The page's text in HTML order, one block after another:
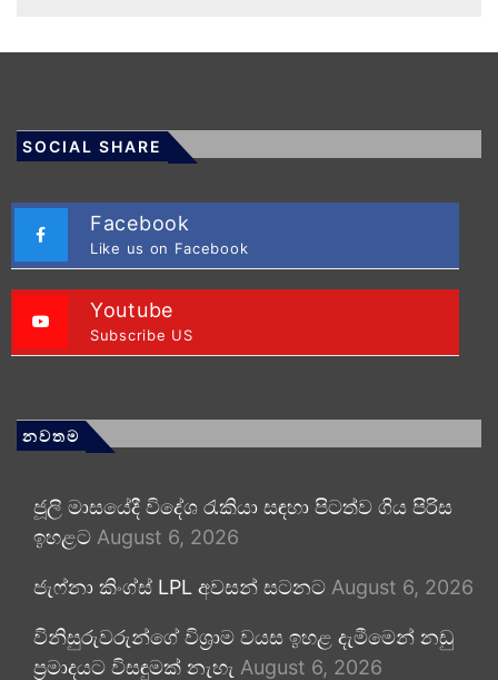
SOCIAL SHARE
Facebook
Like us on Facebook
Youtube
Subscribe US
නවතම
ජූලි මාසයේදී විදේශ රැකියා සඳහා පිටත්ව ගිය පිරිස
ඉහළට August 6, 2026
ජැෆ්නා කිංග්ස් LPL අවසන් සටනට August 6, 2026
විනිසුරුවරුන්ගේ විශ්‍රාම වයස ඉහළ දැමීමෙන් නඩු
ප්‍රමාදයට විසඳුමක් නැහැ August 6, 2026